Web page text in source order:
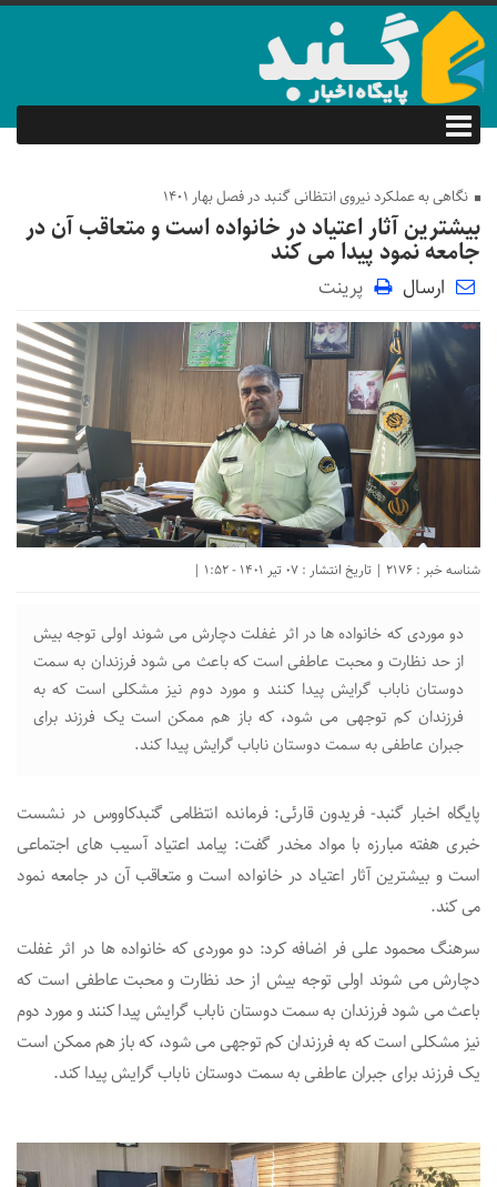
نگاهی به عملکرد نیروی انتظانی گنبد در فصل بهار 1401
بیشترین آثار اعتیاد در خانواده است و متعاقب آن در
جامعه نمود پیدا می کند
ارسال پرینت
شناسه خبر : 2176 | تاریخ انتشار : 07 تیر 1401 - 1:52 |
دو موردی که خانواده ها در اثر غفلت دچارش می شوند اولی توجه بیش
از حد نظارت و محبت عاطفی است که باعث می شود فرزندان به سمت
دوستان ناباب گرایش پیدا کنند و مورد دوم نیز مشکلی است که به
فرزندان کم توجهی می شود، که باز هم ممکن است یک فرزند برای
جبران عاطفی به سمت دوستان ناباب گرایش پیدا کند.
پایگاه اخبار گنبد- فریدون قارئی: فرمانده انتظامی گنبدکاووس در نشست
خبری هفته مبارزه با مواد مخدر گفت: پیامد اعتیاد آسیب های اجتماعی
است و بیشترین آثار اعتیاد در خانواده است و متعاقب آن در جامعه نمود
می کند.
سرهنگ محمود علی فر اضافه کرد: دو موردی که خانواده ها در اثر غفلت
دچارش می شوند اولی توجه بیش از حد نظارت و محبت عاطفی است که
باعث می شود فرزندان به سمت دوستان ناباب گرایش پیدا کنند و مورد دوم
نیز مشکلی است که به فرزندان کم توجهی می شود، که باز هم ممکن است
یک فرزند برای جبران عاطفی به سمت دوستان ناباب گرایش پیدا کند.